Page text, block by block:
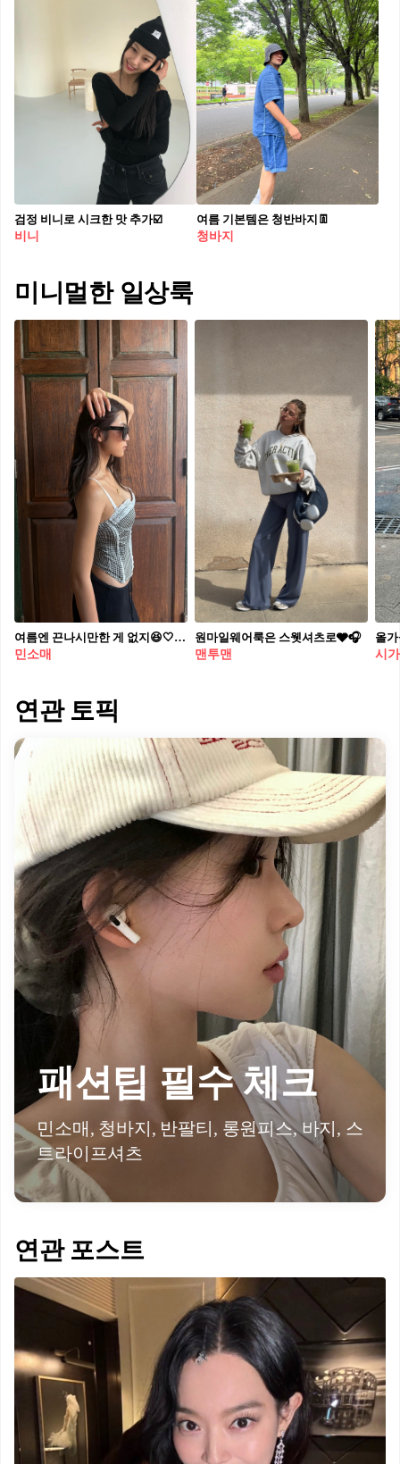
검정 비니로 시크한 맛 추가☑️
비니
여름 기본템은 청반바지👖
청바지
미니멀한 일상룩
여름엔 끈나시만한 게 없지😆🤍 가볍게 한 장만 걸치면 시원한 여름 준비 완료🍃
민소매
원마일웨어룩은 스웻셔츠로🩶🎧
맨투맨
시
연관 토픽
패션팁 필수 체크
민소매, 청바지, 반팔티, 롱원피스, 바지, 스
트라이프셔츠
연관 포스트